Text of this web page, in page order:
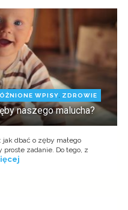
WPISY ZDROWIE
naszego malucha?
dbać o zęby małego
zadanie. Do tego, z